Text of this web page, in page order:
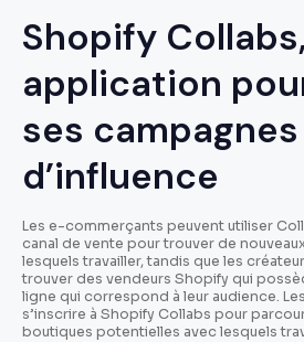
Shopify
application
ses campagnes
d’influence
Les e-commerçants peuvent utiliser
canal de vente pour trouver de
lesquels travailler, tandis que les
trouver des vendeurs Shopify qui
ligne qui correspond à leur audience.
s’inscrire à Shopify Collabs pour
boutiques potentielles avec lesquels